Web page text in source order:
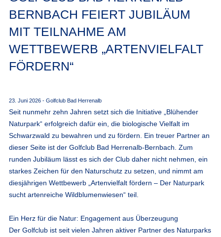
BERNBACH FEIERT JUBILÄUM
MIT TEILNAHME AM
WETTBEWERB „ARTENVIELFALT
FÖRDERN“
23. Juni 2026 - Golfclub Bad Herrenalb
Seit nunmehr zehn Jahren setzt sich die Initiative „Blühender
Naturpark“ erfolgreich dafür ein, die biologische Vielfalt im
Schwarzwald zu bewahren und zu fördern. Ein treuer Partner an
dieser Seite ist der Golfclub Bad Herrenalb-Bernbach. Zum
runden Jubiläum lässt es sich der Club daher nicht nehmen, ein
starkes Zeichen für den Naturschutz zu setzen, und nimmt am
diesjährigen Wettbewerb „Artenvielfalt fördern – Der Naturpark
sucht artenreiche Wildblumenwiesen“ teil.
Ein Herz für die Natur: Engagement aus Überzeugung
Der Golfclub ist seit vielen Jahren aktiver Partner des Naturparks